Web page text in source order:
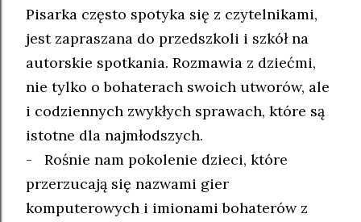
Pisarka często spotyka się z czytelnikami,
jest zapraszana do przedszkoli i szkół na
autorskie spotkania. Rozmawia z dziećmi,
nie tylko o bohaterach swoich utworów, ale
i codziennych zwykłych sprawach, które są
istotne dla najmłodszych.
- Rośnie nam pokolenie dzieci, które
przerzucają się nazwami gier
komputerowych i imionami bohaterów z